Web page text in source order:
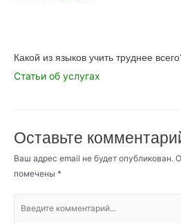
Какой из языков учить труднее
Статьи об услугах
Оставьте
Ваш адрес email не будет опубликован.
помечены *
комментарий...